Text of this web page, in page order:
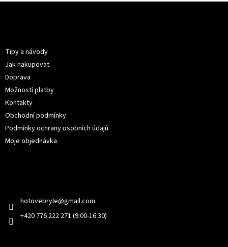
Tipy a návody
Jak nakupovat
Doprava
Možností platby
Kontakty
Obchodní podmínky
Podmínky ochrany osobních údajů
Moje objednávka
hotovebryle@gmail.com
+420 776 222 271 (9:00-16:30)